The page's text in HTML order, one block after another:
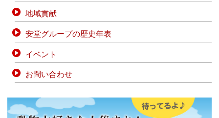
地域貢献
安堂グループの歴史年表
イベント
お問い合わせ